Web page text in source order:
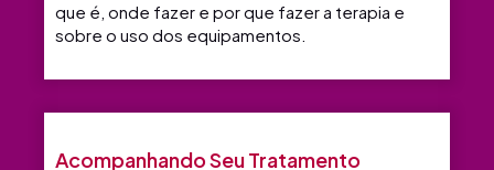
que é, onde fazer e por que fazer a terapia e
sobre o uso dos equipamentos.
Acompanhando Seu Tratamento